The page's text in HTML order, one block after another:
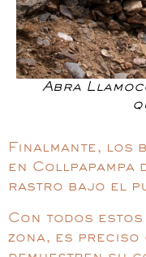
Abra
Finalmante, los
en
rastro bajo el
Con todos estos
zona, es